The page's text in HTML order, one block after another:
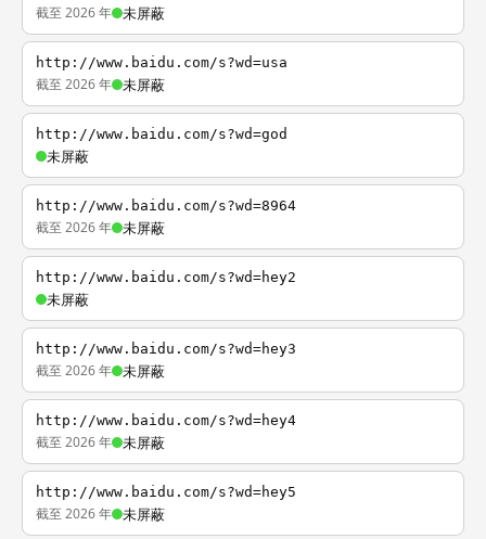
截至 2026 年 未屏蔽
http://www.baidu.com/s?wd=usa
截至 2026 年 未屏蔽
http://www.baidu.com/s?wd=god
未屏蔽
http://www.baidu.com/s?wd=8964
截至 2026 年 未屏蔽
http://www.baidu.com/s?wd=hey2
未屏蔽
http://www.baidu.com/s?wd=hey3
截至 2026 年 未屏蔽
http://www.baidu.com/s?wd=hey4
截至 2026 年 未屏蔽
http://www.baidu.com/s?wd=hey5
截至 2026 年 未屏蔽